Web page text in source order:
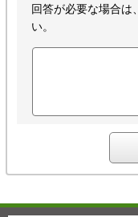
回答が必要な場合は、
い。